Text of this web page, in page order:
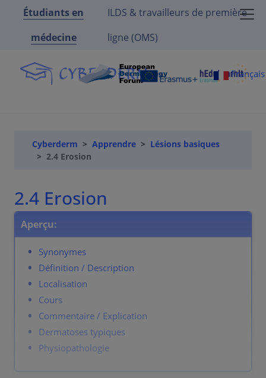
Étudiants en
médecine
ILDS & travailleurs de première
ligne (OMS)
Cyberderm Apprendre
Lésions basiques
2.4 Erosion
2.4 Erosion
Aperçu:
Synonymes
Définition / Description
Localisation
Cours
Commentaire / Explication
Dermatoses typiques
Physiopathologie